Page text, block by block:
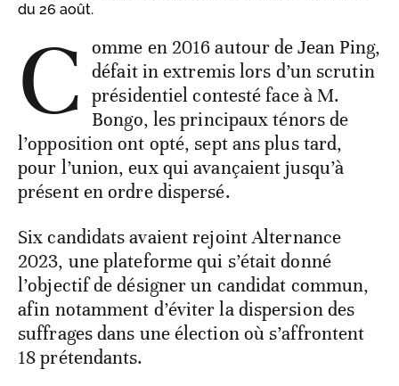
du 26 août.
C omme en 2016 autour de Jean Ping,
défait in extremis lors d’un scrutin
présidentiel contesté face à M.
Bongo, les principaux ténors de
l’opposition ont opté, sept ans plus tard,
pour l’union, eux qui avançaient jusqu’à
présent en ordre dispersé.
Six candidats avaient rejoint Alternance
2023, une plateforme qui s’était donné
l’objectif de désigner un candidat commun,
afin notamment d’éviter la dispersion des
suffrages dans une élection où s’affrontent
18 prétendants.